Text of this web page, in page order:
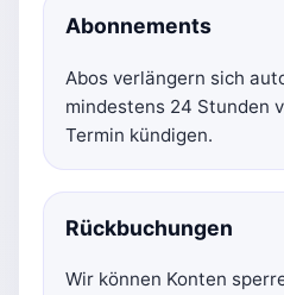
Abonnements
Abos verlängern sich
mindestens 24 Stunden
Termin kündigen.
Rückbuchungen
Wir können Konten